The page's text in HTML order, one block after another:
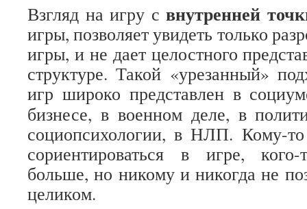
Взгляд на игру свнутренней
игры, позволяет увидеть только
игры, и не дает целостного
структуре. Такой «урезанный»
игр широко представлен в
бизнесе, в военном деле, в
социопсихологии, в НЛП. Кому-
сориентироваться в игре,
больше, но никому и никогда не
целиком.